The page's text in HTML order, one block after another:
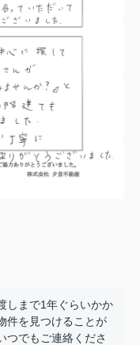
しまで1年ぐらいかか
件を見つけることが
つでもご連絡くださ